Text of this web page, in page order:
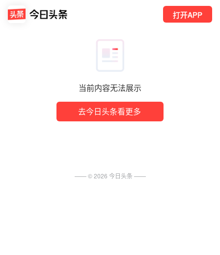
当前内容无法展示
去今日头条看更多
打开APP
—— ©2026 今日头条 ——